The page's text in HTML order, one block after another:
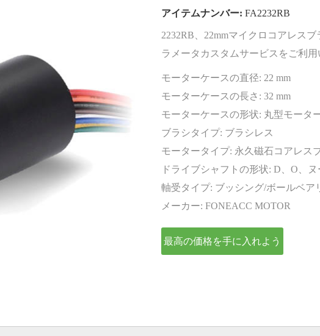
プラスチックギヤードモーター
アイテムナンバー: FA2232RB
2232RB、22mmマイクロコアレス
ラメータカスタムサービスをご利用
モーターケースの直径: 22 mm
モーターケースの長さ: 32 mm
モーターケースの形状: 丸型モータ
ブラシタイプ: ブラシレス
モータータイプ: 永久磁石コアレス
ドライブシャフトの形状: D、O、
軸受タイプ: ブッシング/ボールベア
メーカー: FONEACC MOTOR
最高の価格を手に入れよう